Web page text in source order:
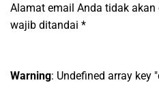
Alamat email Anda tidak
wajib ditandai *
Warning: Undefined array key